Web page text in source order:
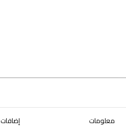
معلومات إضافات